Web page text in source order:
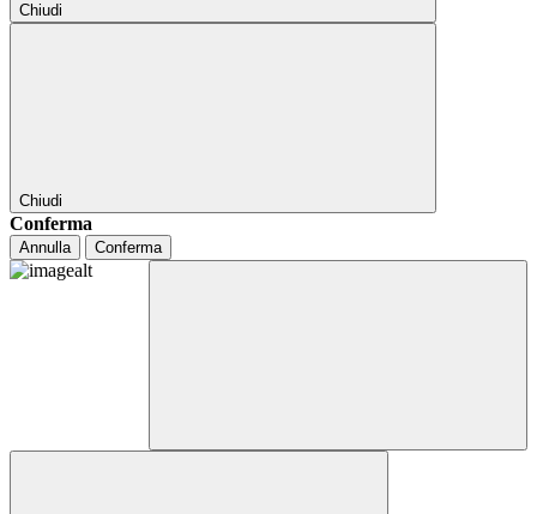
Chiudi
Chiudi
Conferma
Annulla Conferma